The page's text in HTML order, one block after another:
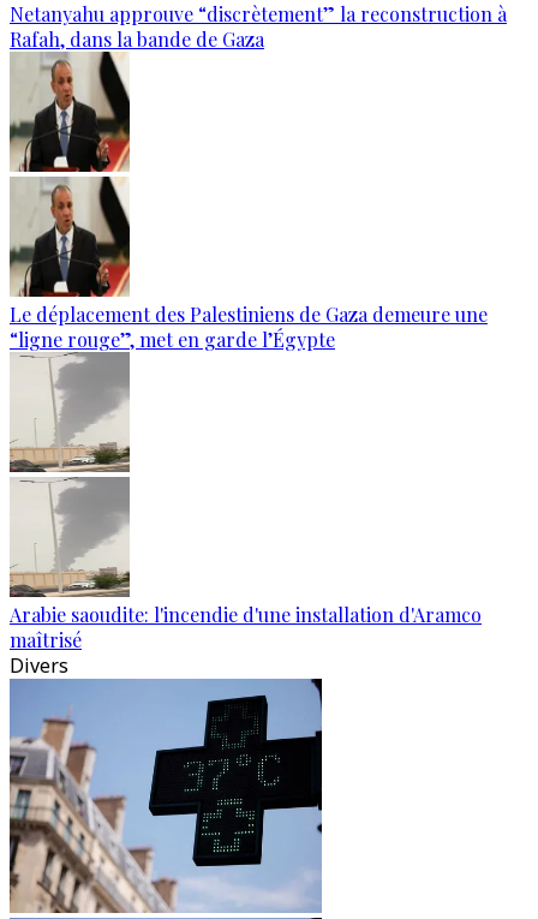
Netanyahu approuve “discrètement” la reconstruction à
Rafah, dans la bande de Gaza
Le déplacement des Palestiniens de Gaza demeure une
“ligne rouge”, met en garde l’Égypte
Arabie saoudite: l'incendie d'une installation d'Aramco
maîtrisé
Divers